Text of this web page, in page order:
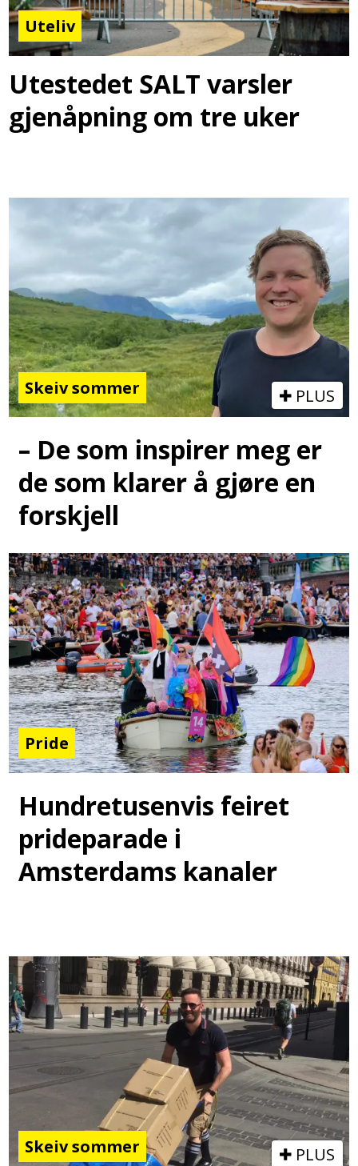
Uteliv
Utestedet SALT varsler
gjenåpning om tre uker
Skeiv sommer PLUS
– De som inspirer meg er
de som klarer å gjøre en
forskjell
Pride
Hundretusenvis feiret
prideparade i
Amsterdams kanaler
Skeiv sommer PLUS